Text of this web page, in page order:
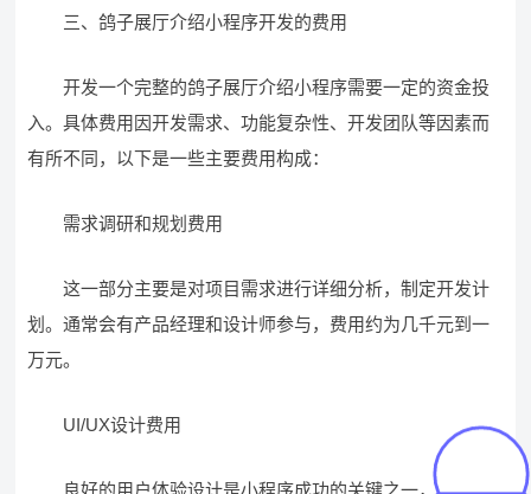
三、鸽子展厅介绍小程序开发的费用
开发一个完整的鸽子展厅介绍小程序需要一定的资金投
入。具体费用因开发需求、功能复杂性、开发团队等因素而
有所不同，以下是一些主要费用构成：
需求调研和规划费用
这一部分主要是对项目需求进行详细分析，制定开发计
划。通常会有产品经理和设计师参与，费用约为几千元到一
万元。
UI/UX设计费用
良好的用户体验设计是小程序成功的关键之一，设计费